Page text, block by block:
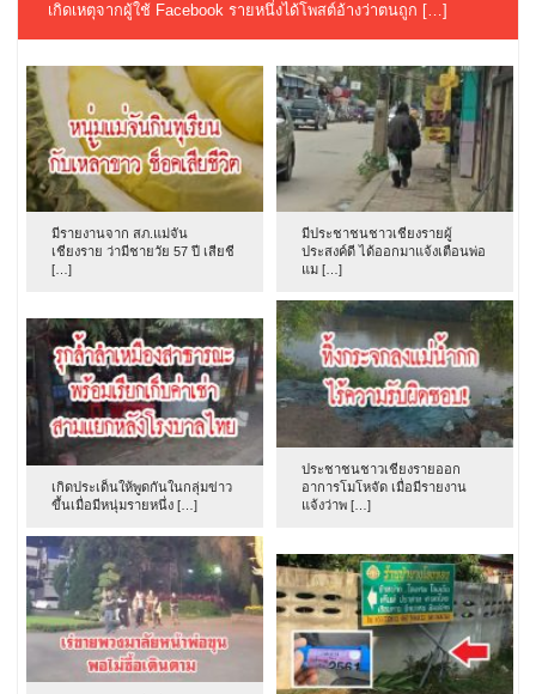
เกิดเหตุจากผู้ใช้ Facebook รายหนึ่งได้โพสต์อ้างว่าตนถูก […]
มีรายงานจาก สภ.แม่จัน
เชียงราย ว่ามีชายวัย 57 ปี เสียชี
[…]
มีประชาชนชาวเชียงรายผู้
ประสงค์ดี ได้ออกมาแจ้งเตือนพ่อ
แม […]
เกิดประเด็นให้พูดกันในกลุ่มข่าว
ขึ้นเมื่อมีหนุ่มรายหนึ่ง […]
ประชาชนชาวเชียงรายออก
อาการโมโหจัด เมื่อมีรายงาน
แจ้งว่าพ […]